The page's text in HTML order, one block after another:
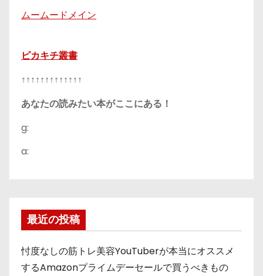
ムームードメイン
ピカキチ叢書
↑↑↑↑↑↑↑↑↑↑↑↑↑
あなたの読みたい本がここにある！
g:
a:
最近の投稿
忖度なしの筋トレ美容YouTuberが本当にオススメ
するAmazonプライムデーセールで買うべきもの